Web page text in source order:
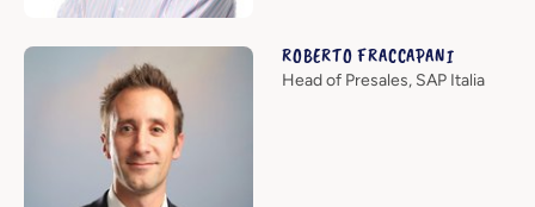
ROBERTO FRACCAPANI
Head of Presales, SAP Italia